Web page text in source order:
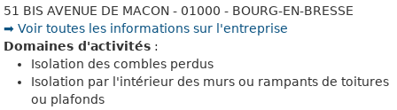
51 BIS AVENUE DE MACON - 01000 - BOURG-EN-BRESSE
➡️ Voir toutes les informations sur l'entreprise
Domaines d'activités :
Isolation des combles perdus
Isolation par l'intérieur des murs ou rampants de toitures
ou plafonds